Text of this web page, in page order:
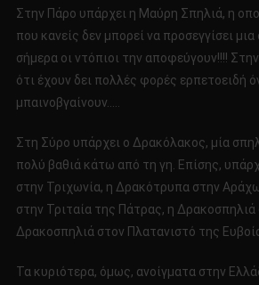
Στην Πάρο υπάρχει η Μαύρη Σπηλιά, η
που κανείς δεν μπορεί να προσεγγίσει
σήμερα οι ντόπιοι την αποφεύγουν!!!!
ότι έχουν δει πολλές φορές ερπετοειδή
μπαινοβγαίνουν…..
Στη Σύρο υπάρχει ο Δρακόλακος, μία
πολύ βαθιά κάτω από τη γη. Επίσης,
στην Τριχωνία, η Δρακότρυπα στην
στην Τριταία της Πάτρας, η Δρακοσπηλιά
Δρακοσπηλιά στον Πλατανιστό της
Τα κυριότερα, όμως, ανοίγματα στην